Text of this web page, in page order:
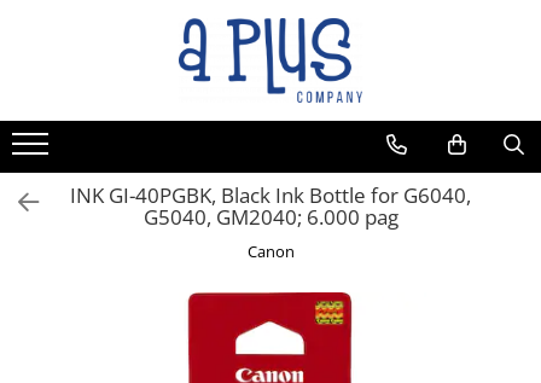
Benzi pentru etichete
Cartuse de cerneala
Cartuse toner
Colectoare toner rezidual
Unitate cilindru (Drum unit)
INK GI-40PGBK, Black Ink Bottle for G6040,
G5040, GM2040; 6.000 pag
Canon